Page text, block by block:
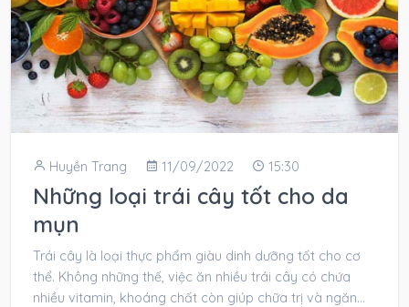
Huyền Trang 11/09/2022 15:30
Những loại trái cây tốt cho da
mụn
Trái cây là loại thực phẩm giàu dinh dưỡng tốt cho cơ
thể. Không những thế, việc ăn nhiều trái cây có chứa
nhiều vitamin, khoáng chất còn giúp chữa trị và ngăn